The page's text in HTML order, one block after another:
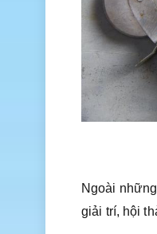
Ngoài
giải trí, hội